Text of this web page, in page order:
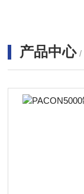
产品中心 /